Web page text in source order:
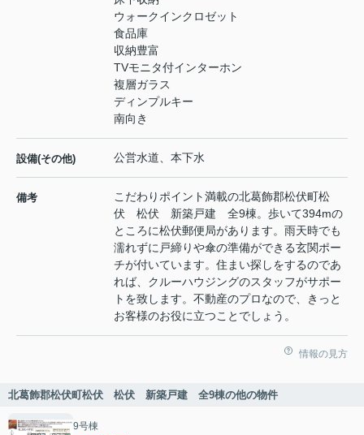
ウォークインクロゼット
食品庫
収納豊富
TVモニタ付インターホン
複層ガラス
ディンプルキー
南向き
設備(その他) 公営水道、本下水
備考
こだわりポイント満載の北葛飾郡松伏町松
伏 松伏 新築戸建 全9棟。歩いて394mの
ところに松伏郵便局があります。雨天時でも
濡れずに戸締りや傘の準備ができる玄関ポー
チが付いています。住まい探しをするのであ
れば、クルーハウジングのスタッフがサポー
トを致します。不動産のプロなので、きっと
お客様のお役に立つことでしょう。
情報の見方
北葛飾郡松伏町松伏 松伏 新築戸建 全9棟の他の物件
9号棟